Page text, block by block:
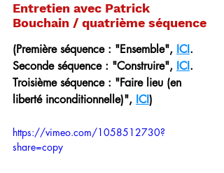
Entretien avec Patrick
Bouchain / quatrième séquence
(Première séquence : "Ensemble", ICI.
Seconde séquence : "Construire", ICI.
Troisième séquence : "Faire lieu (en
liberté inconditionnelle)", ICI)
https://vimeo.com/1058512730?
share=copy